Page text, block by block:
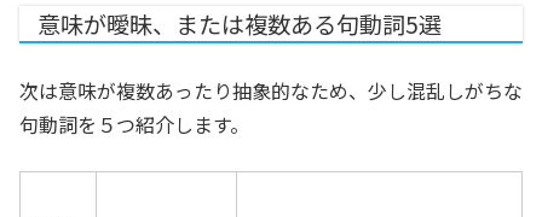
意味が曖昧、または複数ある句動詞5選
次は意味が複数あったり抽象的なため、少し混乱しがちな
句動詞を５つ紹介します。